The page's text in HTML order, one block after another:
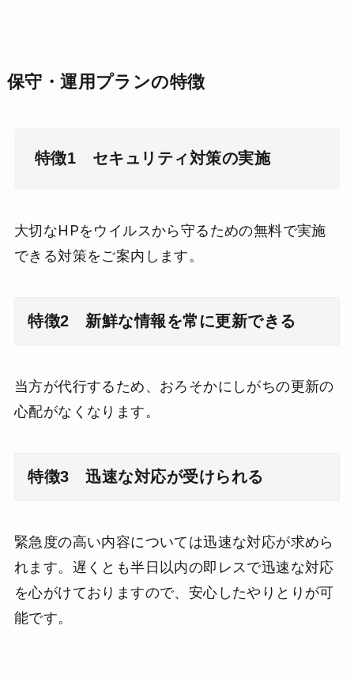
保守・運用プランの特徴
特徴1 セキュリティ対策の実施
大切なHPをウイルスから守るための無料で実施
できる対策をご案内します。
特徴2 新鮮な情報を常に更新できる
当方が代行するため、おろそかにしがちの更新の
心配がなくなります。
特徴3迅速な対応が受けられる
緊急度の高い内容については迅速な対応が求めら
れます。遅くとも半日以内の即レスで迅速な対応
を心がけておりますので、安心したやりとりが可
能です。